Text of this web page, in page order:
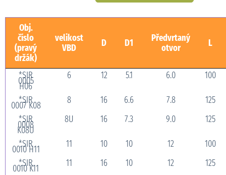
Obj.
číslo
(pravý
držák)
velikost
VBD
D D1
Předvrtaný
otvor
L
*SIR
0005
H06
6 12 5.1 6.0 100
*SIR
0007 K08 8 16 6.6 7.8
125
*SIR
0008
K08U
8U 16 7.3 9.0 125
*SIR
0010 H11 11 10 10 12
100
*SIR
0010 K11 11 16 10 12
125